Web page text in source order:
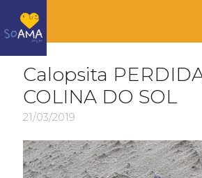
Calopsita
COLINA DO SOL
21/03/2019